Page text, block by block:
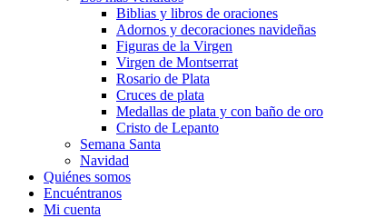
Biblias y libros de oraciones
Adornos y decoraciones navideñas
Figuras de la Virgen
Virgen de Montserrat
Rosario de Plata
Cruces de plata
Medallas de plata y con baño de oro
Cristo de Lepanto
Semana Santa
Navidad
Quiénes somos
Encuéntranos
Mi cuenta